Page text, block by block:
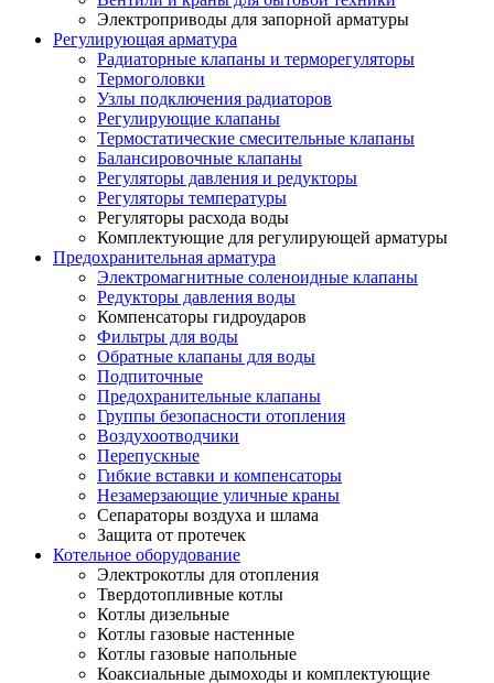
Электроприводы для запорной арматуры
Регулирующая арматура
Радиаторные клапаны и терморегуляторы
Термоголовки
Узлы подключения радиаторов
Регулирующие клапаны
Термостатические смесительные клапаны
Балансировочные клапаны
Регуляторы давления и редукторы
Регуляторы температуры
Регуляторы расхода воды
Комплектующие для регулирующей арматуры
Предохранительная арматура
Электромагнитные соленоидные клапаны
Редукторы давления воды
Компенсаторы гидроударов
Фильтры для воды
Обратные клапаны для воды
Подпиточные
Предохранительные клапаны
Группы безопасности отопления
Воздухоотводчики
Перепускные
Гибкие вставки и компенсаторы
Незамерзающие уличные краны
Сепараторы воздуха и шлама
Защита от протечек
Котельное оборудование
Электрокотлы для отопления
Твердотопливные котлы
Котлы дизельные
Котлы газовые настенные
Котлы газовые напольные
Коаксиальные дымоходы и комплектующие